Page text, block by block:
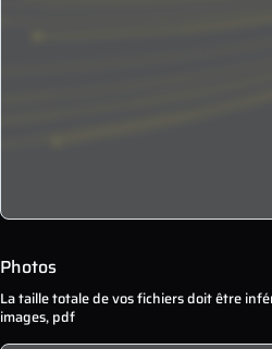
Photos
La taille totale de vos fichiers doit être
images, pdf